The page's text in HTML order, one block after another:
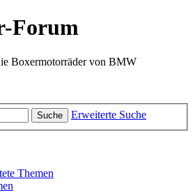
Forum
Boxermotorräder von BMW
Suche Erweiterte Suche
Themen